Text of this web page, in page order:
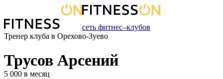
сеть фитнес–клубов
Тренер клуба в Орехово-Зуево
Трусов Арсений
5 000 в месяц